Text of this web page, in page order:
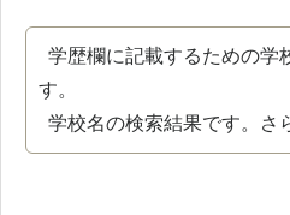
学歴欄に記載するための学
す。
学校名の検索結果です。さ